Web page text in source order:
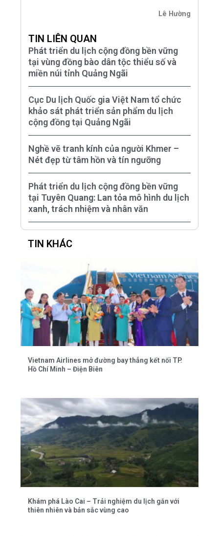
Lê Hường
TIN LIÊN QUAN
Phát triển du lịch cộng đồng bền vững
tại vùng đồng bào dân tộc thiểu số và
miền núi tỉnh Quảng Ngãi
Cục Du lịch Quốc gia Việt Nam tổ chức
khảo sát phát triển sản phẩm du lịch
cộng đồng tại Quảng Ngãi
Nghề vẽ tranh kính của người Khmer –
Nét đẹp từ tâm hồn và tín ngưỡng
Phát triển du lịch cộng đồng bền vững
tại Tuyên Quang: Lan tỏa mô hình du lịch
xanh, trách nhiệm và nhân văn
TIN KHÁC
Vietnam Airlines mở đường bay thẳng kết nối TP.
Hồ Chí Minh – Điện Biên
Khám phá Lào Cai – Trải nghiệm du lịch gắn với
thiên nhiên và bản sắc vùng cao